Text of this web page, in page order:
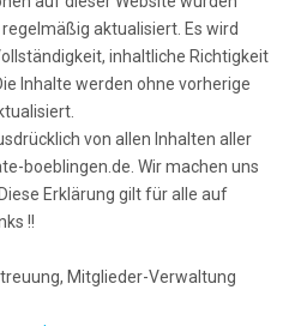
aktualisiert. Es wird
inhaltliche Richtigkeit
Inhalte werden ohne vorherige
von allen Inhalten aller
boeblingen.de. Wir machen uns
Erklärung gilt für alle auf
!!
Mitglieder-Verwaltung